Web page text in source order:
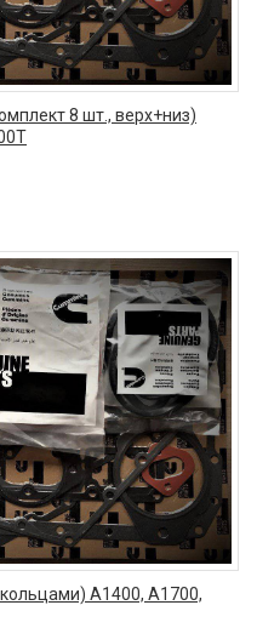
8 шт., верх+низ)
A1400, A1700,